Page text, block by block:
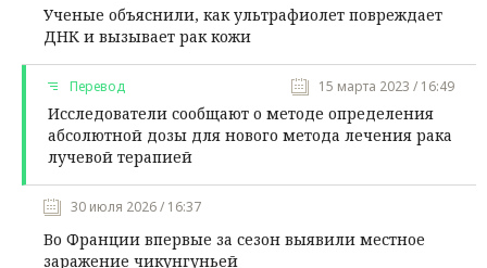
Ученые объяснили, как ультрафиолет повреждает
ДНК и вызывает рак кожи
Перевод 15 марта 2023 / 16:49
Исследователи сообщают о методе определения
абсолютной дозы для нового метода лечения рака
лучевой терапией
30 июля 2026 / 16:37
Во Франции впервые за сезон выявили местное
заражение чикунгуньей